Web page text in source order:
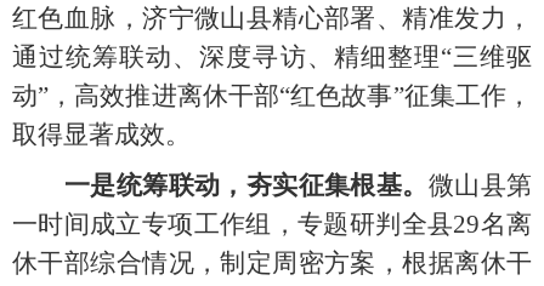
红色血脉，济宁微山县精心部署、精准发力，
通过统筹联动、深度寻访、精细整理“三维驱
动”，高效推进离休干部“红色故事”征集工作，
取得显著成效。
一是统筹联动，夯实征集根基。 微山县第
一时间成立专项工作组，专题研判全县29名离
休干部综合情况，制定周密方案，根据离休干